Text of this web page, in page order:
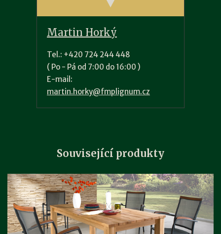
Martin Horký
Tel.: +420 724 244 448
( Po - Pá od 7:00 do 16:00 )
E-mail:
martin.horky@fmplignum.cz
Související produkty